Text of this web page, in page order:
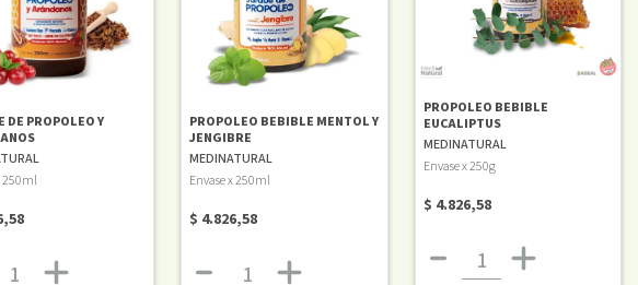
DE PROPOLEO Y
250ml
PROPOLEO BEBIBLE MENTOL Y
JENGIBRE
MEDINATURAL
Envase x 250ml
$ 4.826,58
PROPOLEO BEBIBLE
EUCALIPTUS
MEDINATURAL
Envase x 250g
$ 4.826,58